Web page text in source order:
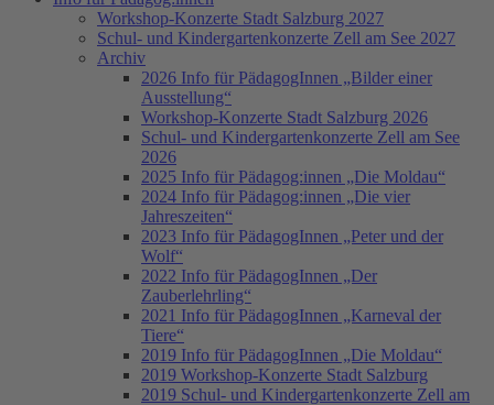
Workshop-Konzerte Stadt Salzburg 2027
Schul- und Kindergartenkonzerte Zell am See 2027
Archiv
2026 Info für PädagogInnen „Bilder einer
Ausstellung“
Workshop-Konzerte Stadt Salzburg 2026
Schul- und Kindergartenkonzerte Zell am See
2026
2025 Info für Pädagog:innen „Die Moldau“
2024 Info für Pädagog:innen „Die vier
Jahreszeiten“
2023 Info für PädagogInnen „Peter und der
Wolf“
2022 Info für PädagogInnen „Der
Zauberlehrling“
2021 Info für PädagogInnen „Karneval der
Tiere“
2019 Info für PädagogInnen „Die Moldau“
2019 Workshop-Konzerte Stadt Salzburg
2019 Schul- und Kindergartenkonzerte Zell am